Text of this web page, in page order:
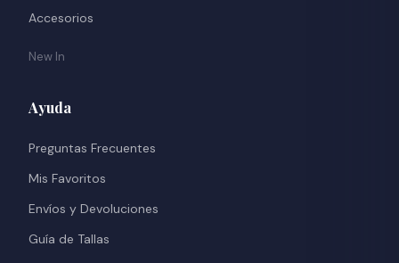
Accesorios
New In
Ayuda
Preguntas Frecuentes
Mis Favoritos
Envíos y Devoluciones
Guía de Tallas